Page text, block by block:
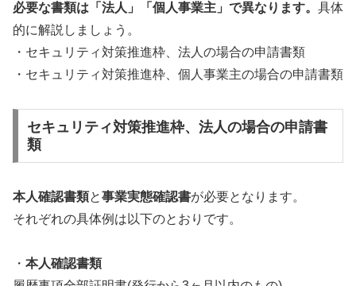
必要な書類は「法人」「個人事業主」で異なります。 具体
的に解説しましょう。
・セキュリティ対策推進枠、法人の場合の申請書類
・セキュリティ対策推進枠、個人事業主の場合の申請書類
セキュリティ対策推進枠、法人の場合の申請書
類
本人確認書類と事業実態確認書が必要となります。
それぞれの具体例は以下のとおりです。
・ 本人確認書類